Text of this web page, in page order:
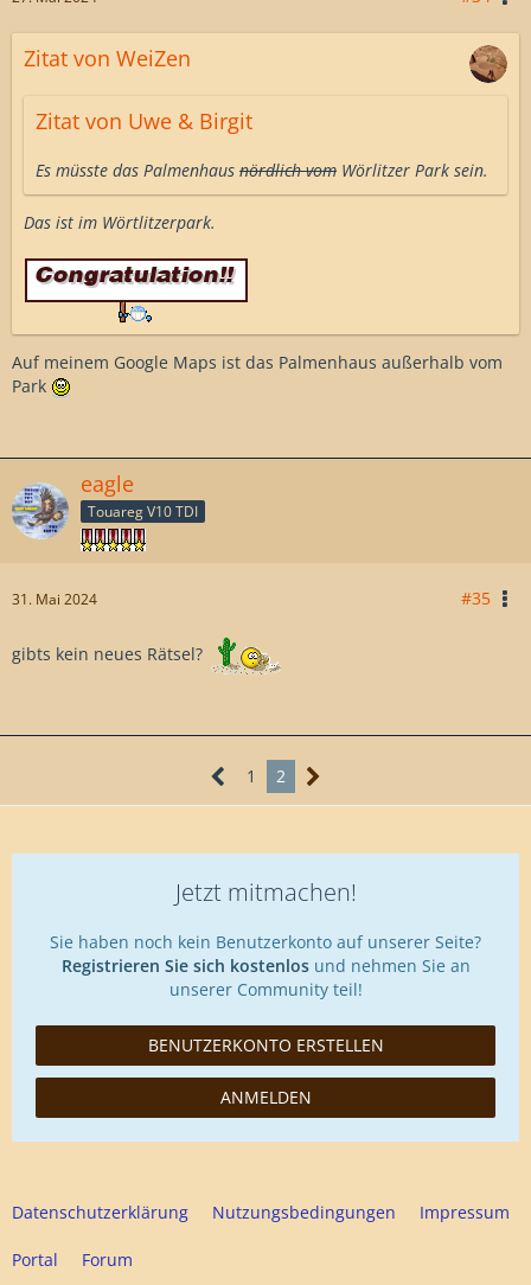
Zitat von WeiZen
Zitat von Uwe & Birgit
Es müsste das Palmenhaus nördlich vom Wörlitzer Park sein.
Das ist im Wörtlitzerpark.
Auf meinem Google Maps ist das Palmenhaus außerhalb vom
Park
eagle
Touareg V10 TDI
31. Mai 2024 #35
gibts kein neues Rätsel?
1 2
Jetzt mitmachen!
Sie haben noch kein Benutzerkonto auf unserer Seite?
Registrieren Sie sich kostenlosund nehmen Sie an
unserer Community teil!
BENUTZERKONTO ERSTELLEN
ANMELDEN
Datenschutzerklärung Nutzungsbedingungen Impressum
Portal Forum